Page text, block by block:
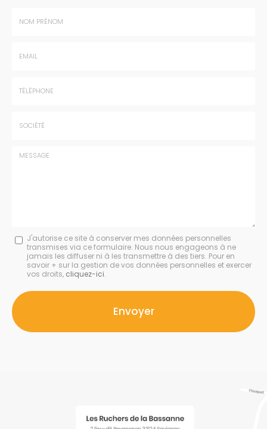
Message
J'autorise ce site à conserver mes données personnelles
transmises via ce formulaire. Nous nous engageons à ne
jamais les diffuser ni à les transmettre à des tiers. Pour en
savoir + sur la gestion de vos données personnelles et exercer
vos droits, cliquez-ici.
Acceptation
RGPD
*
Envoyer